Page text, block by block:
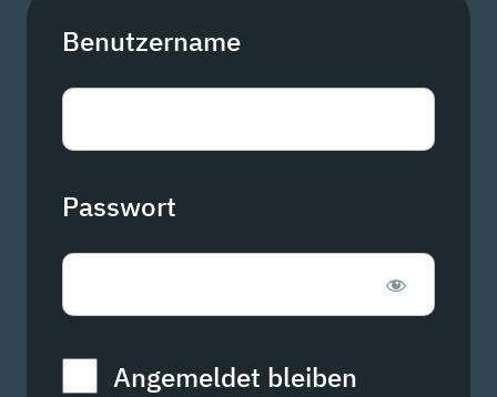
Benutzername
Passwort
Angemeldet bleiben